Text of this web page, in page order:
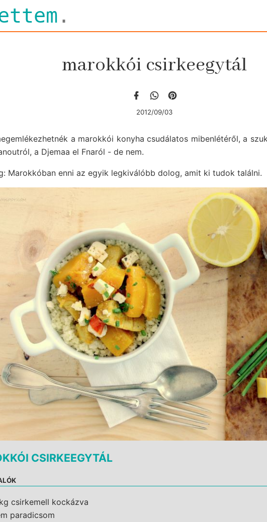
.
marokkói csirkeegytál
2012/09/03
a marokkói konyha csudálatos mibenlétéről, a
a Djemaa el Fnaról - de nem.
Marokkóban enni az egyik legkiválóbb dolog, amit ki tudok találni.
CSIRKEEGYTÁL
csirkemell kockázva
paradicsom